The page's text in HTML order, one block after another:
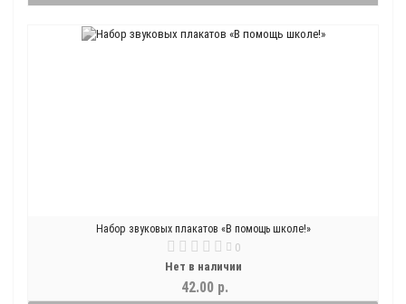
Набор звуковых плакатов «В помощь школе!»
0
Нет в наличии
42.00 р.